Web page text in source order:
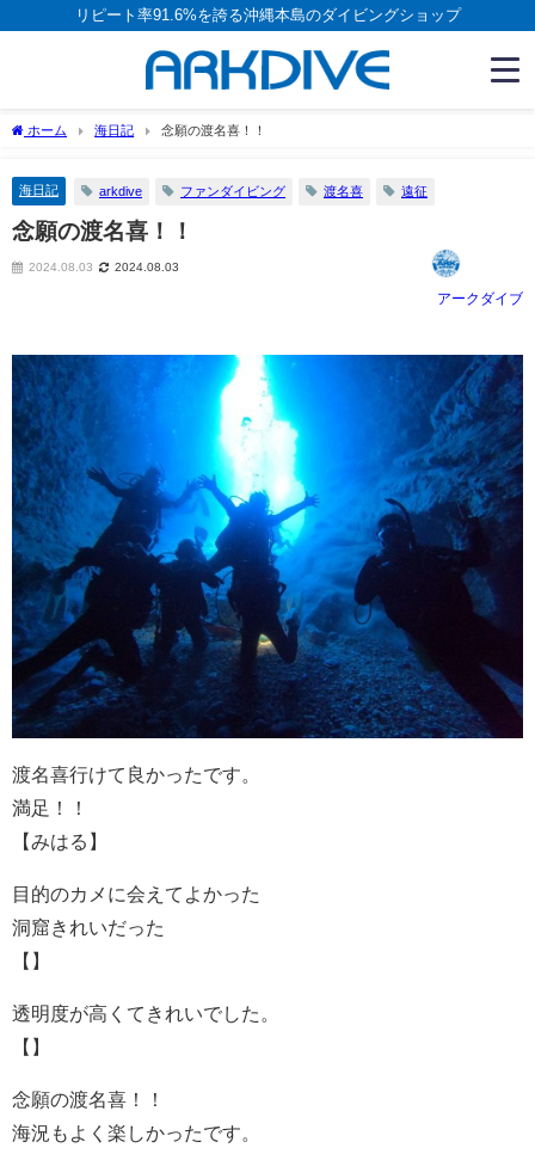
リピート率91.6%を誇る沖縄本島のダイビングショップ
ホーム 海日記 念願の渡名喜！！
海日記 arkdive ファンダイビング 渡名喜 遠征
念願の渡名喜！！
2024.08.03 2024.08.03
アークダイブ
渡名喜行けて良かったです。
満足！！
【みはる】
目的のカメに会えてよかった
洞窟きれいだった
【】
透明度が高くてきれいでした。
【】
念願の渡名喜！！
海況もよく楽しかったです。